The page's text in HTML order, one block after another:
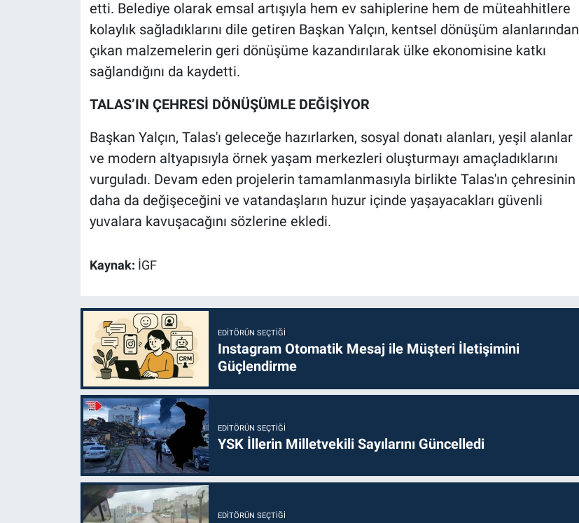
etti. Belediye olarak emsal artışıyla hem ev sahiplerine hem de müteahhitlere
kolaylık sağladıklarını dile getiren Başkan Yalçın, kentsel dönüşüm alanlarından
çıkan malzemelerin geri dönüşüme kazandırılarak ülke ekonomisine katkı
sağlandığını da kaydetti.
TALAS’IN ÇEHRESİ DÖNÜŞÜMLE DEĞİŞİYOR
Başkan Yalçın, Talas'ı geleceğe hazırlarken, sosyal donatı alanları, yeşil alanlar
ve modern altyapısıyla örnek yaşam merkezleri oluşturmayı amaçladıklarını
vurguladı. Devam eden projelerin tamamlanmasıyla birlikte Talas'ın çehresinin
daha da değişeceğini ve vatandaşların huzur içinde yaşayacakları güvenli
yuvalara kavuşacağını sözlerine ekledi.
Kaynak: İGF
EDITÖRÜN SEÇTIĞI
Instagram Otomatik Mesaj ile Müşteri İletişimini
Güçlendirme
EDITÖRÜN SEÇTIĞI
YSK İllerin Milletvekili Sayılarını Güncelledi
EDITÖRÜN SEÇTIĞI